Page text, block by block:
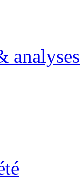
analyses